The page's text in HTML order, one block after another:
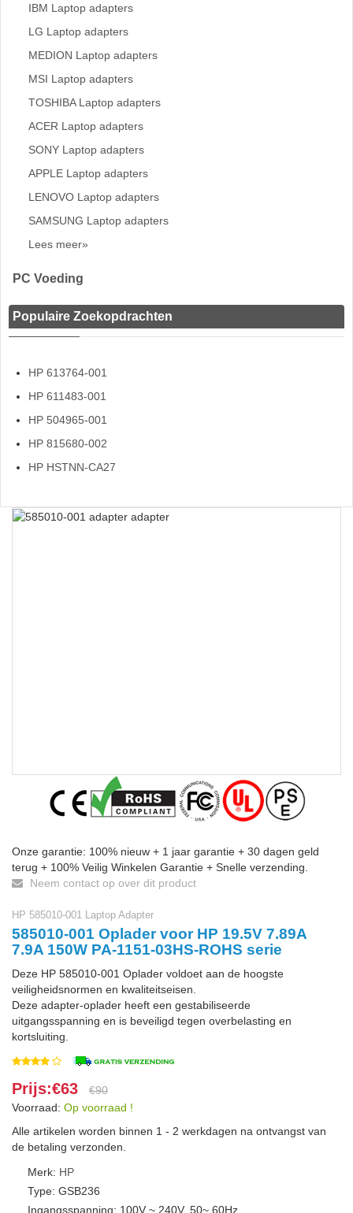
IBM Laptop adapters
LG Laptop adapters
MEDION Laptop adapters
MSI Laptop adapters
TOSHIBA Laptop adapters
ACER Laptop adapters
SONY Laptop adapters
APPLE Laptop adapters
LENOVO Laptop adapters
SAMSUNG Laptop adapters
Lees meer»
PC Voeding
Populaire Zoekopdrachten
HP 613764-001
HP 611483-001
HP 504965-001
HP 815680-002
HP HSTNN-CA27
Onze garantie: 100% nieuw + 1 jaar garantie + 30 dagen geld
terug + 100% Veilig Winkelen Garantie + Snelle verzending.
Neem contact op over dit product
HP 585010-001 Laptop Adapter
585010-001 Oplader voor HP 19.5V 7.89A
7.9A 150W PA-1151-03HS-ROHS serie
Deze HP 585010-001 Oplader voldoet aan de hoogste
veiligheidsnormen en kwaliteitseisen.
Deze adapter-oplader heeft een gestabiliseerde
uitgangsspanning en is beveiligd tegen overbelasting en
kortsluiting.
Prijs:€63
€90
Voorraad: Op voorraad !
Alle artikelen worden binnen 1 - 2 werkdagen na ontvangst van
de betaling verzonden.
Merk: HP
Type: GSB236
Ingangsspanning: 100V ~ 240V, 50~ 60Hz